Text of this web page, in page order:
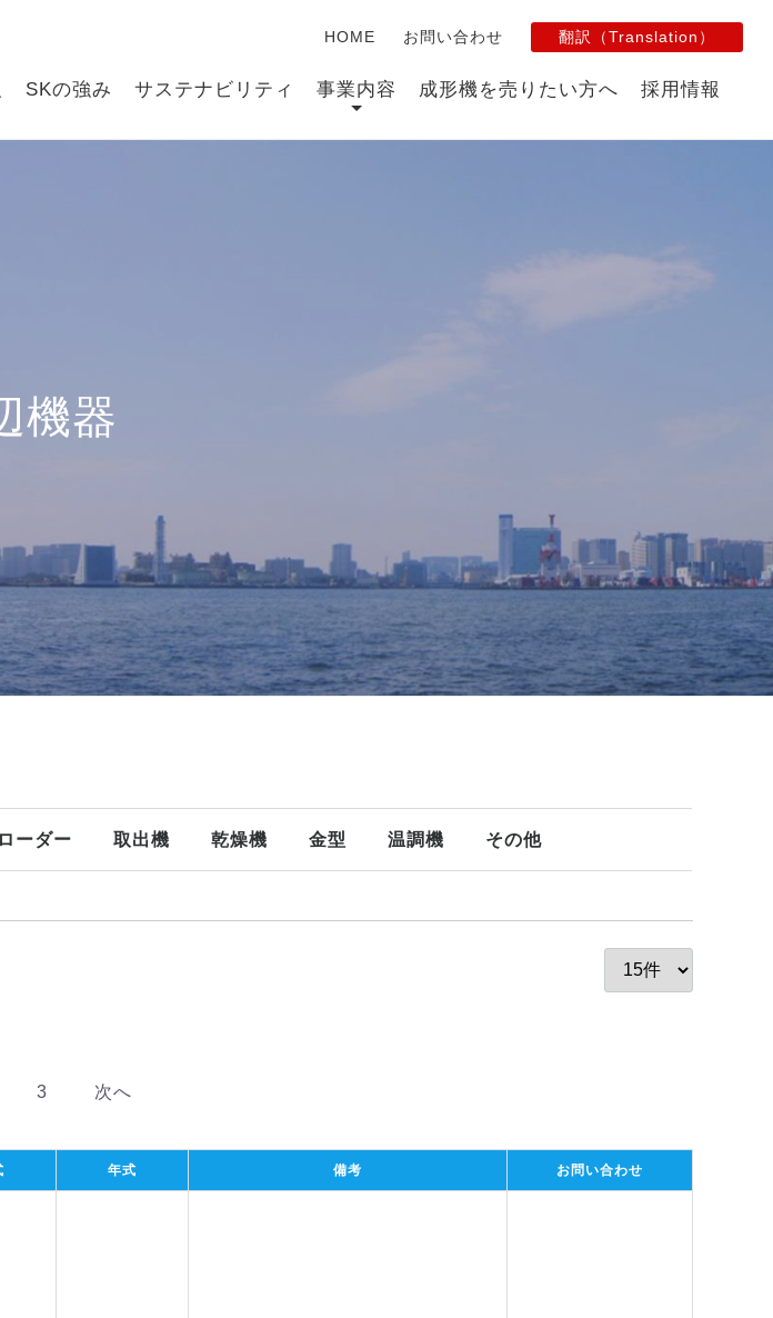
HOME お問い合わせ 翻訳（Translation）
SKの強み サステナビリティ 事業内容 成形機を売りたい方へ 採用情報
機器
ローダー 取出機 乾燥機 金型 温調機 その他
3 次へ
年式 備考 お問い合わせ